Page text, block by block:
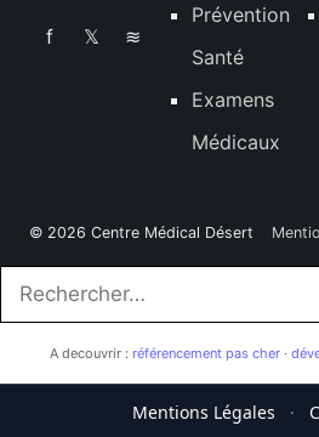
f 𝕏 ≋
Prévention
Santé
Examens
Médicaux
© 2026 Centre Médical Désert
Rechercher :
A decouvrir : référencement pas cher ·
Mentions Légales ·